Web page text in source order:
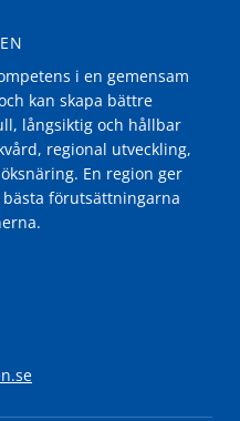
i en gemensam
kan skapa bättre
långsiktig och hållbar
regional utveckling,
En region ger
förutsättningarna